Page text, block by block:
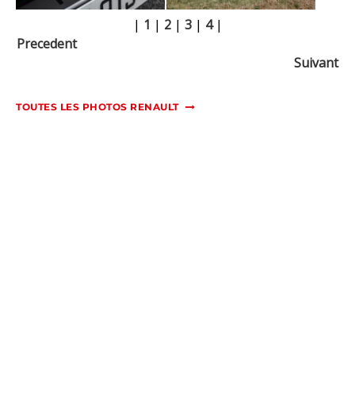
| 1 | 2| 3| 4|
Precedent
Suivant
TOUTES LES PHOTOS RENAULT